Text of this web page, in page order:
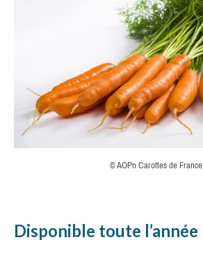
© AOPn Carottes de France
Disponible toute l’année